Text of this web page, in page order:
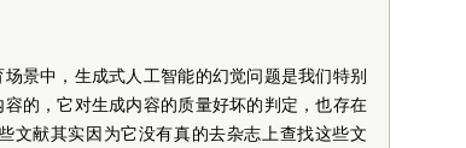
场景中，生成式人工智能的幻觉问题是我们特别
的，它对生成内容的质量好坏的判定，也存在
文献其实因为它没有真的去杂志上查找这些文